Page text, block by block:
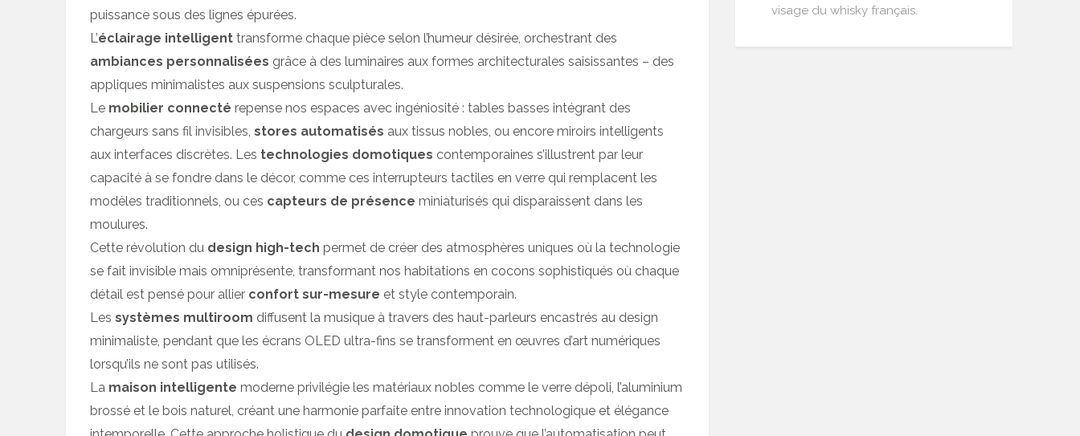
puissance sous des lignes épurées.
L’éclairage intelligent transforme chaque pièce selon l’humeur désirée, orchestrant des
ambiances personnalisées grâce à des luminaires aux formes architecturales saisissantes – des
appliques minimalistes aux suspensions sculpturales.
Le mobilier connecté repense nos espaces avec ingéniosité : tables basses intégrant des
chargeurs sans fil invisibles, stores automatisés aux tissus nobles, ou encore miroirs intelligents
aux interfaces discrètes. Les technologies domotiques contemporaines s’illustrent par leur
capacité à se fondre dans le décor, comme ces interrupteurs tactiles en verre qui remplacent les
modèles traditionnels, ou ces capteurs de présence miniaturisés qui disparaissent dans les
moulures.
Cette révolution du design high-tech permet de créer des atmosphères uniques où la technologie
se fait invisible mais omniprésente, transformant nos habitations en cocons sophistiqués où chaque
détail est pensé pour allier confort sur-mesure et style contemporain.
Les systèmes multiroom diffusent la musique à travers des haut-parleurs encastrés au design
minimaliste, pendant que les écrans OLED ultra-fins se transforment en œuvres d’art numériques
lorsqu’ils ne sont pas utilisés.
La maison intelligente moderne privilégie les matériaux nobles comme le verre dépoli, l’aluminium
brossé et le bois naturel, créant une harmonie parfaite entre innovation technologique et élégance
visage du whisky français.